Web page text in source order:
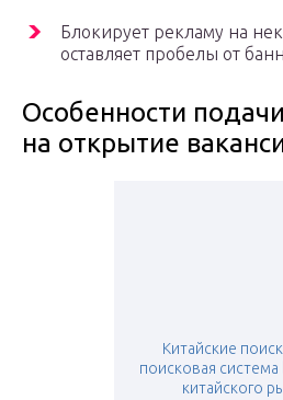
Блокирует рекламу на
оставляет пробелы от
Особенности
на открытие
Китайские
поисковая система
китайского